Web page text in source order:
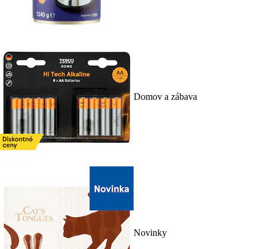
Domov a zábava
Novinky